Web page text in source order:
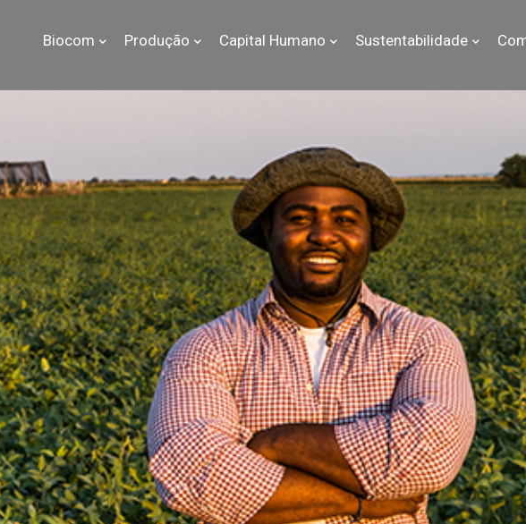
Biocom Produção Capital Humano Sustentabilidade